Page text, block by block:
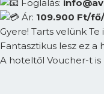
Foglalás:
Ár: 109.900 Ft/
Gyere! Tarts velünk Te
Fantasztikus lesz ez a
A hoteltől Voucher-t is